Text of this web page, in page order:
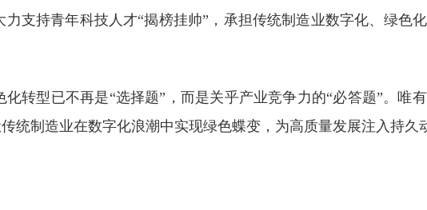
支持青年科技人才“揭榜挂帅”，承担传统制造业数字化、绿色
转型已不再是“选择题”，而是关乎产业竞争力的“必答题”。唯
统制造业在数字化浪潮中实现绿色蝶变，为高质量发展注入持久